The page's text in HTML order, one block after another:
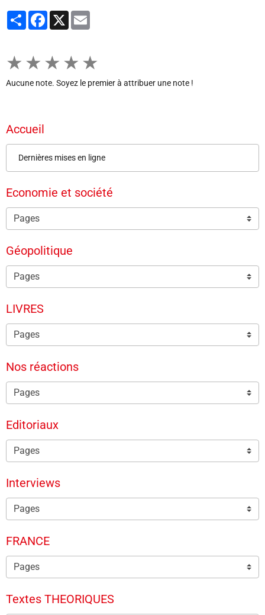
PartagerFacebook
X
★ ★ ★ ★ ★
Aucune note. Soyez le premier à attribuer une note !
Accueil
Dernières mises en ligne
Economie et société
Géopolitique
LIVRES
Nos réactions
Editoriaux
Interviews
FRANCE
Textes THEORIQUES